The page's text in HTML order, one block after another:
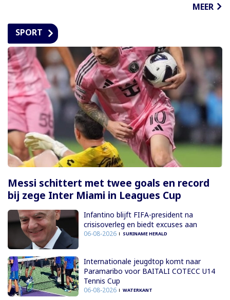
MEER
SPORT
Messi schittert met twee goals en record
bij zege Inter Miami in Leagues Cup
Infantino blijft FIFA-president na
crisisoverleg en biedt excuses aan
06-08-2026 SURINAME HERALD
Internationale jeugdtop komt naar
Paramaribo voor BAITALI COTECC U14
Tennis Cup
06-08-2026 WATERKANT